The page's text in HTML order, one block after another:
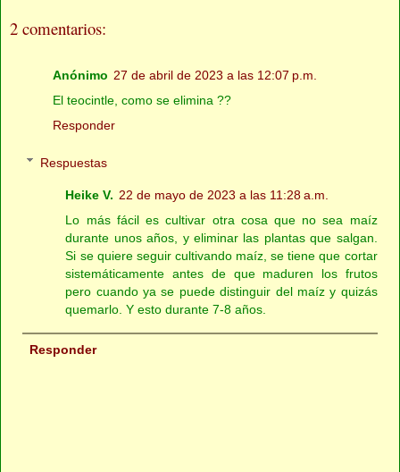
2 comentarios:
Anónimo 27 de abril de 2023 a las 12:07 p.m.
El teocintle, como se elimina ??
Responder
Respuestas
Heike V. 22 de mayo de 2023 a las 11:28 a.m.
Lo más fácil es cultivar otra cosa que no sea maíz
durante unos años, y eliminar las plantas que salgan.
Si se quiere seguir cultivando maíz, se tiene que cortar
sistemáticamente antes de que maduren los frutos
pero cuando ya se puede distinguir del maíz y quizás
quemarlo. Y esto durante 7-8 años.
Responder